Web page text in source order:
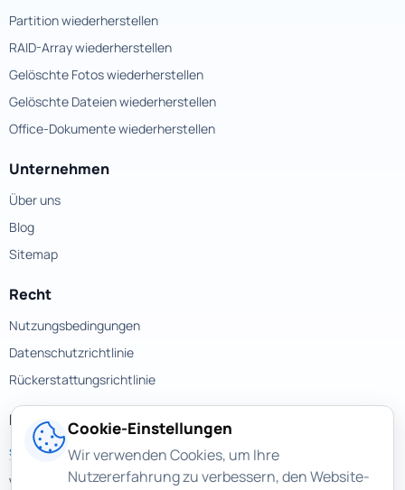
Partition wiederherstellen
RAID-Array wiederherstellen
Gelöschte Fotos wiederherstellen
Gelöschte Dateien wiederherstellen
Office-Dokumente wiederherstellen
Unternehmen
Über uns
Blog
Sitemap
Recht
Nutzungsbedingungen
Datenschutzrichtlinie
Rückerstattungsrichtlinie
Kontakte
support@magicuneraser.com
Velyka Vasylkivska street, 77a
Cookie-Einstellungen
Wir verwenden Cookies, um Ihre
Nutzererfahrung zu verbessern, den Website-